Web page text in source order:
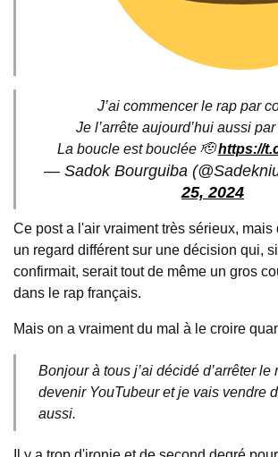
J’ai commencer le rap par
Je l’arrête aujourd’hui aussi
La boucle est bouclée 🫡https://
— Sadok Bourguiba
25, 2024
Ce post a l'air vraiment très sérieux, mais
un regard différent sur une décision qui,
confirmait, serait tout de même un gros
dans le rap français.
Mais on a vraiment du mal à le croire
Bonjour à tous j’ai décidé d’arrêter le
devenir YouTubeur et je vais vendre
aussi.